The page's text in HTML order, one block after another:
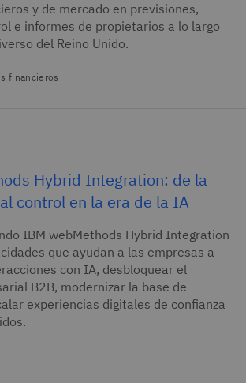
y de mercado en previsiones,
e informes de propietarios a lo largo
del Reino Unido.
financieros
Hybrid Integration: de la
control en la era de la IA
IBM webMethods Hybrid Integration
que ayudan a las empresas a
con IA, desbloquear el
B2B, modernizar la base de
experiencias digitales de confianza